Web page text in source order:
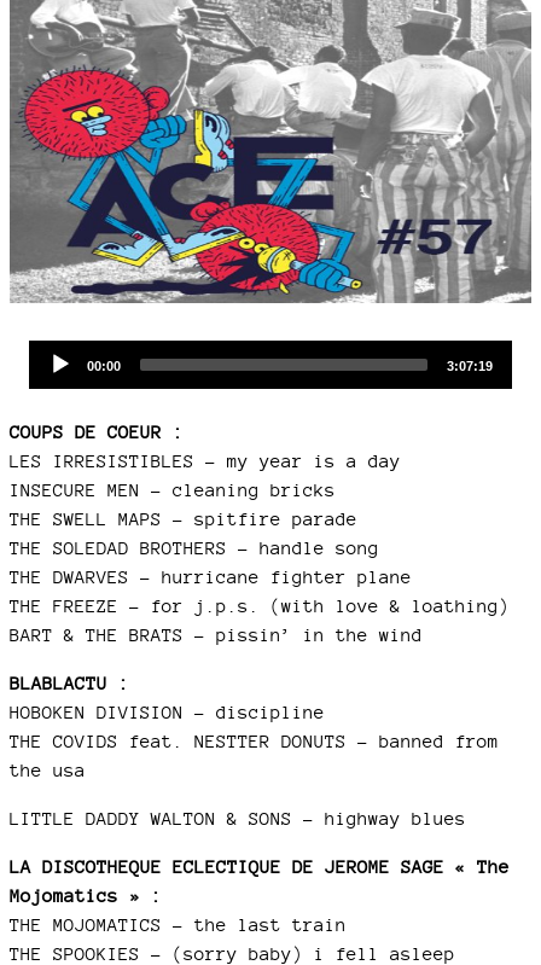
Current
00:00
Total
3:07:19
COUPS DE COEUR :
LES IRRESISTIBLES – my year is a day
INSECURE MEN – cleaning bricks
THE SWELL MAPS – spitfire parade
THE SOLEDAD BROTHERS – handle song
THE DWARVES – hurricane fighter plane
THE FREEZE – for j.p.s. (with love & loathing)
BART & THE BRATS – pissin’ in the wind
BLABLACTU :
HOBOKEN DIVISION - discipline
THE COVIDS feat. NESTTER DONUTS – banned from
the usa
LITTLE DADDY WALTON & SONS – highway blues
LA DISCOTHEQUE ECLECTIQUE DE JEROME SAGE « The
Mojomatics » :
THE MOJOMATICS – the last train
THE SPOOKIES – (sorry baby) i fell asleep